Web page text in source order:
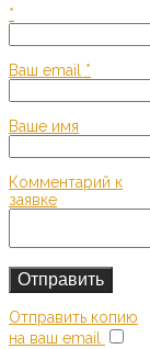
*
Ваш email *
Ваше имя
Комментарий к
заявке
Отправить копию
на ваш email